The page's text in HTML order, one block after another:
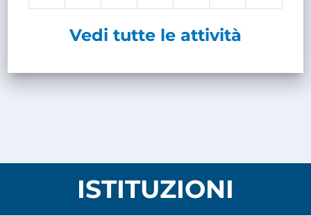
Vedi tutte le attività
ISTITUZIONI